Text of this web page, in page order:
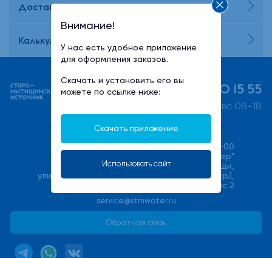
Доставка и оплата
Калькулятор потребления воды
+7 (495) 730 15 55
пн-пт 08-21, сб-вс 08-18
+7(495) 540-00-00
ООО "Халмер"
141033, Московская область, г. Мытищи,
улица Фабричная (Поселок Пироговский мкр.),
стр. 17В, офис 2
service@stmwater.ru
Обратная связь
Внимание!
У нас есть удобное приложение
для оформления заказов.
Скачать и установить его вы
можете по ссылке ниже:
Скачать приложение
Использовать сайт